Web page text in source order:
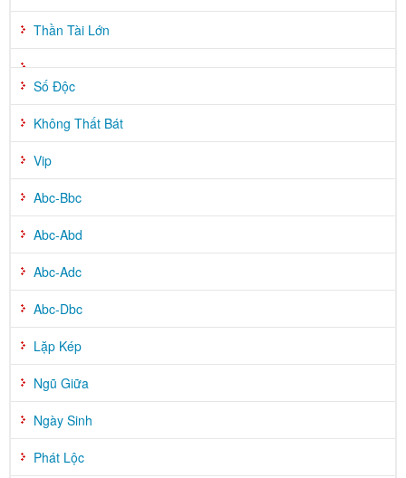
Thần Tài Lớn
Số Độc
Không Thất Bát
Vip
Abc-Bbc
Abc-Abd
Abc-Adc
Abc-Dbc
Lặp Kép
Ngũ Giữa
Ngày Sinh
Phát Lộc